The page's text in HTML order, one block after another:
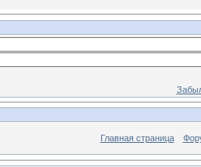
Главная страница